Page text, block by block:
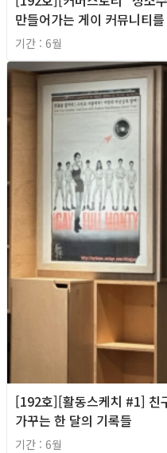
만들어가는 게이 커뮤니티
기간 : 6월
[192호][활동스케치 #1] 친
가꾸는 한 달의 기록들
기간 : 6월